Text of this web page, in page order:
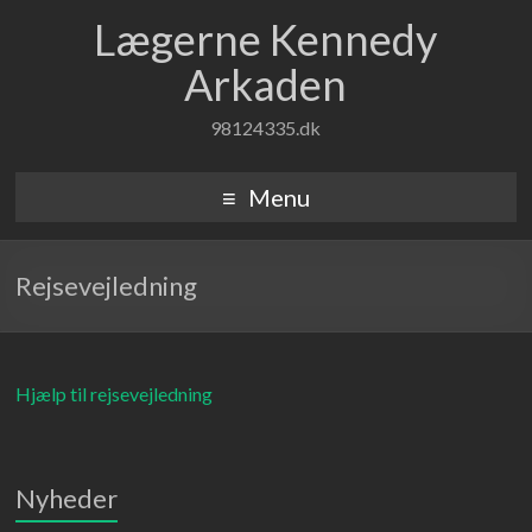
Lægerne Kennedy
Arkaden
98124335.dk
Menu
Rejsevejledning
Hjælp til rejsevejledning
Nyheder